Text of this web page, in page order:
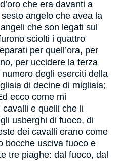
che era davanti a
angelo che avea la
che son legati sul
sciolti i quattro
per quell’ora, per
per uccidere la terza
numero degli eserciti della
di decine di migliaia;
ecco come mi
e quelli che li
usberghi di fuoco, di
dei cavalli erano come
bocche usciva fuoco e
tre piaghe: dal fuoco, dal